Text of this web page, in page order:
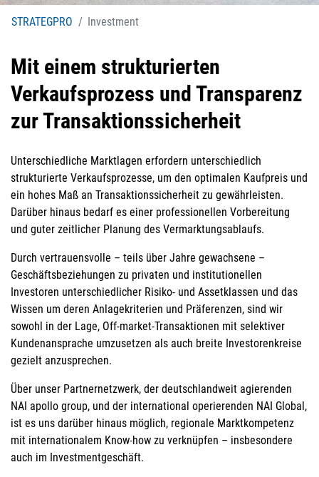
STRATEGPRO Investment
Mit einem strukturierten
Verkaufsprozess und Transparenz
zur Transaktionssicherheit
Unterschiedliche Marktlagen erfordern unterschiedlich
strukturierte Verkaufsprozesse, um den optimalen Kaufpreis und
ein hohes Maß an Transaktionssicherheit zu gewährleisten.
Darüber hinaus bedarf es einer professionellen Vorbereitung
und guter zeitlicher Planung des Vermarktungsablaufs.
Durch vertrauensvolle – teils über Jahre gewachsene –
Geschäftsbeziehungen zu privaten und institutionellen
Investoren unterschiedlicher Risiko- und Assetklassen und das
Wissen um deren Anlagekriterien und Präferenzen, sind wir
sowohl in der Lage, Off-market-Transaktionen mit selektiver
Kundenansprache umzusetzen als auch breite Investorenkreise
gezielt anzusprechen.
Über unser Partnernetzwerk, der deutschlandweit agierenden
NAI apollo group, und der international operierenden NAI Global,
ist es uns darüber hinaus möglich, regionale Marktkompetenz
mit internationalem Know-how zu verknüpfen – insbesondere
auch im Investmentgeschäft.